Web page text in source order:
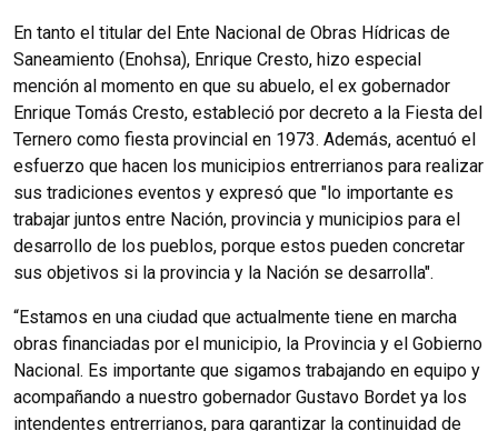
En tanto el titular del Ente Nacional de Obras Hídricas de
Saneamiento (Enohsa), Enrique Cresto, hizo especial
mención al momento en que su abuelo, el ex gobernador
Enrique Tomás Cresto, estableció por decreto a la Fiesta del
Ternero como fiesta provincial en 1973. Además, acentuó el
esfuerzo que hacen los municipios entrerrianos para realizar
sus tradiciones eventos y expresó que "lo importante es
trabajar juntos entre Nación, provincia y municipios para el
desarrollo de los pueblos, porque estos pueden concretar
sus objetivos si la provincia y la Nación se desarrolla".
“Estamos en una ciudad que actualmente tiene en marcha
obras financiadas por el municipio, la Provincia y el Gobierno
Nacional. Es importante que sigamos trabajando en equipo y
acompañando a nuestro gobernador Gustavo Bordet ya los
intendentes entrerrianos, para garantizar la continuidad de